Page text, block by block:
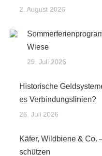
2. August 2026
Wiese
29. Juli 2026
Historische
es Verbindungslinien?
26. Juli 2026
Käfer, Wildbiene & Co.
schützen